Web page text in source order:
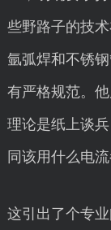
些野路子的技
氩弧焊和不锈
有严格规范。
理论是纸上谈
同该用什么电
这引出了个专